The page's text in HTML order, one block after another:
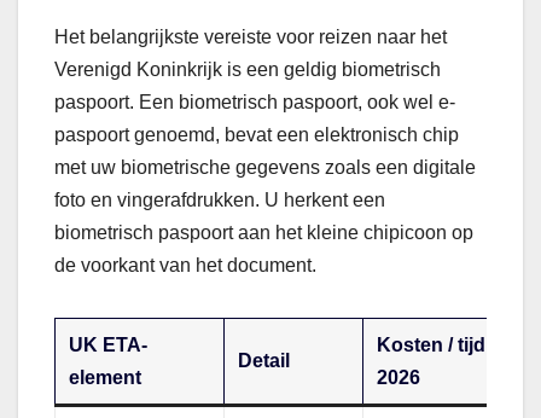
Het belangrijkste vereiste voor reizen naar het
Verenigd Koninkrijk is een geldig biometrisch
paspoort. Een biometrisch paspoort, ook wel e-
paspoort genoemd, bevat een elektronisch chip
met uw biometrische gegevens zoals een digitale
foto en vingerafdrukken. U herkent een
biometrisch paspoort aan het kleine chipicoon op
de voorkant van het document.
UK ETA-
element
Detail
Kosten / tijd
2026